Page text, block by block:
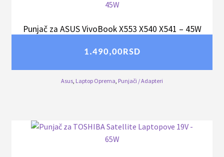
Punjač za ASUS VivoBook X553 X540 X541 – 45W
1.490,00RSD
Asus, Laptop Oprema, Punjači / Adapteri